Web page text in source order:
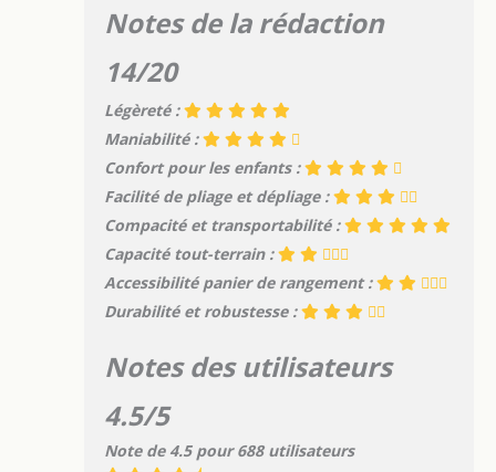
Notes de la rédaction
14/20
Légèreté :
Maniabilité :
Confort pour les enfants :
Facilité de pliage et dépliage :
Compacité et transportabilité :
Capacité tout-terrain :
Accessibilité panier de rangement :
Durabilité et robustesse :
Notes des utilisateurs
4.5/5
Note de 4.5 pour 688 utilisateurs